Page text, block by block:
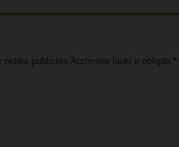
netiks publicēta.Atzīmētie lauki ir obligāti *